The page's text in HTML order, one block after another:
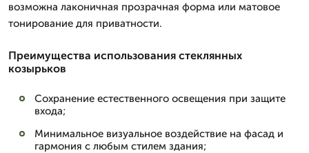
возможна лаконичная прозрачная форма или матовое
тонирование для приватности.
Преимущества использования стеклянных
козырьков
Сохранение естественного освещения при защите
входа;
Минимальное визуальное воздействие на фасад и
гармония с любым стилем здания;